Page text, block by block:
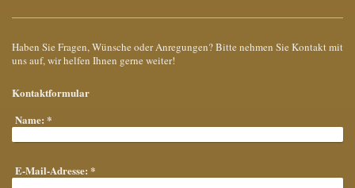
Haben Sie Fragen, Wünsche oder Anregungen? Bitte nehmen Sie Kontakt mit
uns auf, wir helfen Ihnen gerne weiter!
Kontaktformular
Name: *
E-Mail-Adresse: *